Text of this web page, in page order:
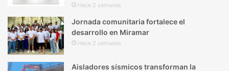
Hace 2 semanas
Jornada comunitaria fortalece el
desarrollo en Miramar
Hace 2 semanas
Aisladores sísmicos transforman la